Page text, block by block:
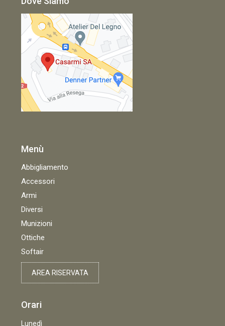
Menù
Abbigliamento
Accessori
Armi
Diversi
Munizioni
Ottiche
Softair
AREA RISERVATA
Orari
Lunedì